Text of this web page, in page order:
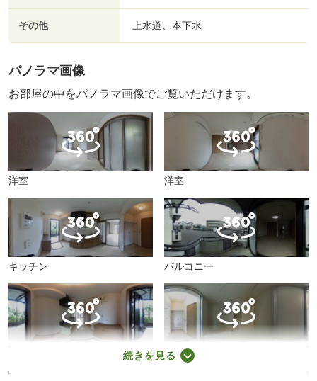
その他 上水道、本下水
パノラマ画像
お部屋の中をパノラマ画像でご覧いただけます。
洋室 洋室
キッチン バルコニー
バスルーム
続きを見る